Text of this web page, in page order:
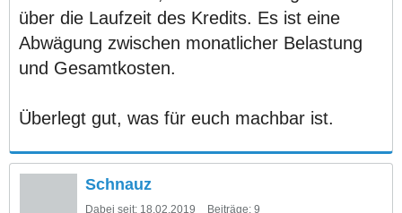
über die Laufzeit des Kredits. Es ist eine
Abwägung zwischen monatlicher Belastung
und Gesamtkosten.
Überlegt gut, was für euch machbar ist.
Schnauz
Dabei seit: 18.02.2019 Beiträge: 9